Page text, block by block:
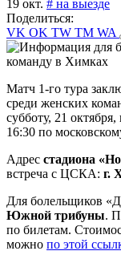
19 окт. # на выезде
Поделиться:
VK OK TW TM WA
Матч 1-го тура
среди женских
субботу, 21
16:30 по
Адрес стадиона
встреча с ЦСКА: г.
Для болельщиков
Южной трибуны.
по билетам.
можно по этой